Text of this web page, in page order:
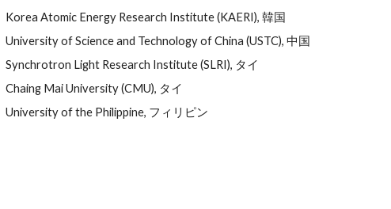
Korea Atomic Energy Research Institute (KAERI), 韓国
University of Science and Technology of China (USTC), 中国
Synchrotron Light Research Institute (SLRI), タイ
Chaing Mai University (CMU), タイ
University of the Philippine, フィリピン